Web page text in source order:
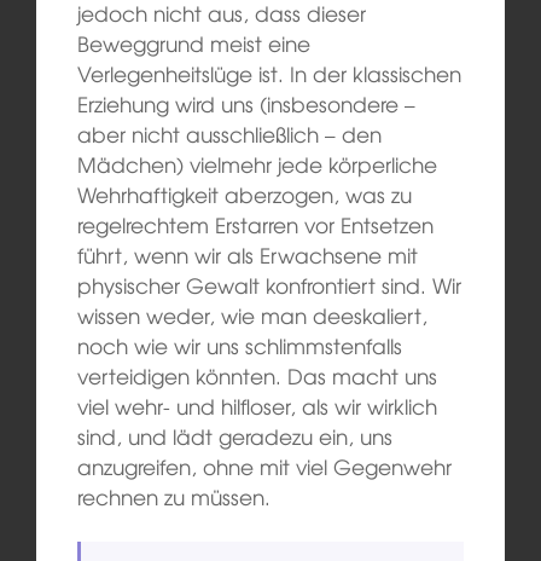
jedoch nicht aus, dass dieser
Beweggrund meist eine
Verlegenheitslüge ist. In der klassischen
Erziehung wird uns (insbesondere –
aber nicht ausschließlich – den
Mädchen) vielmehr jede körperliche
Wehrhaftigkeit aberzogen, was zu
regelrechtem Erstarren vor Entsetzen
führt, wenn wir als Erwachsene mit
physischer Gewalt konfrontiert sind. Wir
wissen weder, wie man deeskaliert,
noch wie wir uns schlimmstenfalls
verteidigen könnten. Das macht uns
viel wehr- und hilfloser, als wir wirklich
sind, und lädt geradezu ein, uns
anzugreifen, ohne mit viel Gegenwehr
rechnen zu müssen.